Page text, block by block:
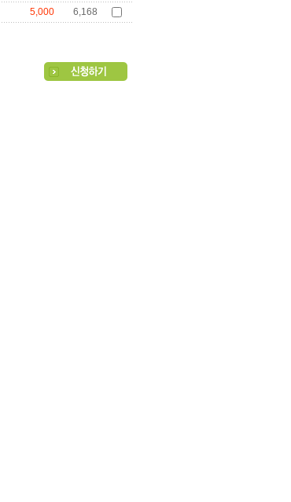
5,000 6,168